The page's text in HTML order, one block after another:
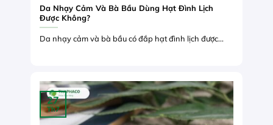
Da Nhạy Cảm Và Bà Bầu Dùng Hạt Đình Lịch
Được Không?
Da nhạy cảm và bà bầu có đắp hạt đình lịch được...
27
Th7